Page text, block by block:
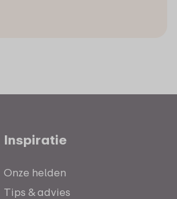
Inspiratie
Onze helden
Tips & advies